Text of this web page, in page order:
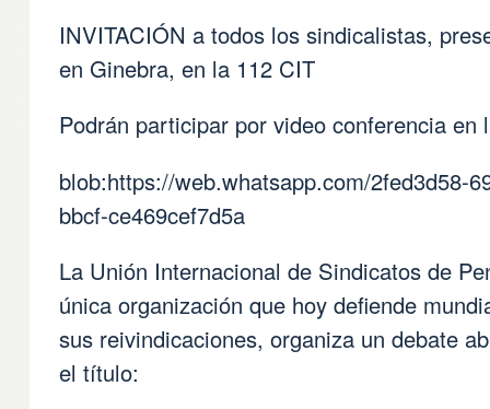
INVITACIÓN a todos los sindicalistas,
en Ginebra, en la 112 CIT
Podrán participar por video conferencia
blob:https://web.whatsapp.com/2fed3d58-
bbcf-ce469cef7d5a
La Unión Internacional de Sindicatos de
única organización que hoy defiende
sus reivindicaciones, organiza un debate
el título: